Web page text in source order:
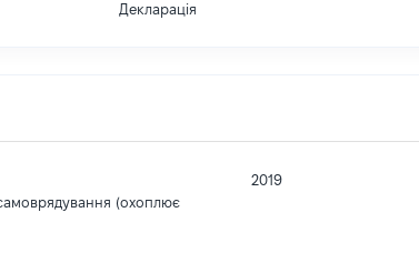
Декларація
(охоплює
2019